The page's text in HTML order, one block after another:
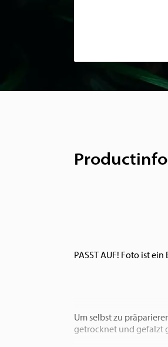
PASST AUF! Foto ist
Um selbst zu
getrocknet und gefalzt